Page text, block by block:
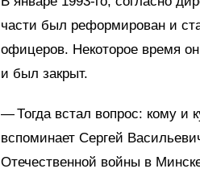
части был реформирован и
офицеров. Некоторое время
и был закрыт.
— Тогда встал вопрос: кому и
вспоминает Сергей
Отечественной войны в